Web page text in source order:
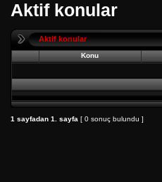
Aktif konular
Aktif konular
Konu
1 sayfadan 1 . sayfa [ 0 sonuç bulundu ]